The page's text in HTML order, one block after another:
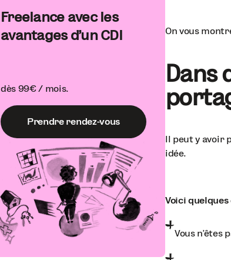
Freelance avec les
avantages d'un CDI
dès 99€ / mois.
Prendre rendez-vous
On vous
Dans
Il peut y avoir
idée.
Voici quelques
Vous n'êtes